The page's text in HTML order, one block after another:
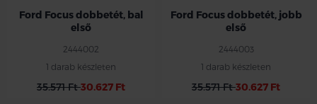
Ford Focus dobbetét, bal
első
2444002
1 darab készleten
35.571 Ft30.627 Ft
Ford Focus dobbetét, jobb
első
2444003
1 darab készleten
35.571 Ft30.627 Ft